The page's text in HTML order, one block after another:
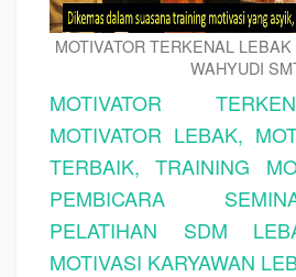
MOTIVATOR TERKENAL
WAHYUDI
MOTIVATOR
MOTIVATOR LEBAK,
TERBAIK, TRAINING
PEMBICARA
PELATIHAN SDM
MOTIVASI KARYAWAN